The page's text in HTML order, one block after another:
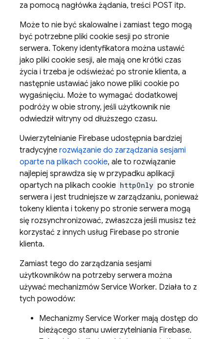
za pomocą nagłówka żądania, treści POST itp.
Może to nie być skalowalne i zamiast tego mogą
być potrzebne pliki cookie sesji po stronie
serwera. Tokeny identyfikatora można ustawić
jako pliki cookie sesji, ale mają one krótki czas
życia i trzeba je odświeżać po stronie klienta, a
następnie ustawiać jako nowe pliki cookie po
wygaśnięciu. Może to wymagać dodatkowej
podróży w obie strony, jeśli użytkownik nie
odwiedził witryny od dłuższego czasu.
Uwierzytelnianie Firebase udostępnia bardziej
tradycyjne rozwiązanie do zarządzania sesjami
oparte na plikach cookie, ale to rozwiązanie
najlepiej sprawdza się w przypadku aplikacji
opartych na plikach cookie httpOnly po stronie
serwera i jest trudniejsze w zarządzaniu, ponieważ
tokeny klienta i tokeny po stronie serwera mogą
się rozsynchronizować, zwłaszcza jeśli musisz też
korzystać z innych usług Firebase po stronie
klienta.
Zamiast tego do zarządzania sesjami
użytkowników na potrzeby serwera można
używać mechanizmów Service Worker. Działa to z
tych powodów:
Mechanizmy Service Worker mają dostęp do
bieżącego stanu uwierzytelniania Firebase.